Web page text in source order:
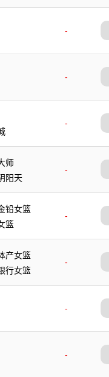
-
-
-
师
-
阳天
铅女篮
-
篮
产女篮
-
行女篮
-
-